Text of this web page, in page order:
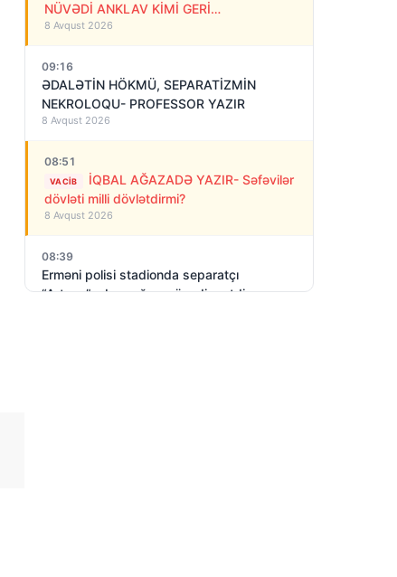
NÜVƏDİ ANKLAV KİMİ GERİ
QAYTARILMALIDIR!
8 Avqust 2026
09:16
ƏDALƏTİN HÖKMÜ, SEPARATİZMİN
NEKROLOQU- PROFESSOR YAZIR
8 Avqust 2026
08:51
VACIB
İQBAL AĞAZADƏ YAZIR- Səfəvilər
dövləti milli dövlətdirmi?
8 Avqust 2026
08:39
Erməni polisi stadionda separatçı
“Artsax”ın bayrağını müsadirə etdi və…